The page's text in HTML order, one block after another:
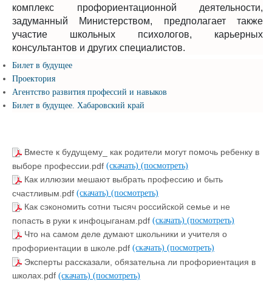
комплекс профориентационной деятельности,
задуманный Министерством, предполагает также
участие школьных психологов, карьерных
консультантов и других специалистов.
Билет в будущее
Проектория
Агентство развития профессий и навыков
Билет в будущее. Хабаровский край
Вместе к будущему_ как родители могут помочь ребенку в
выборе профессии.pdf (скачать) (посмотреть)
Как иллюзии мешают выбрать профессию и быть
счастливым.pdf (скачать) (посмотреть)
Как сэкономить сотни тысяч российской семье и не
попасть в руки к инфоцыганам.pdf (скачать) (посмотреть)
Что на самом деле думают школьники и учителя о
профориентации в школе.pdf (скачать) (посмотреть)
Эксперты рассказали, обязательна ли профориентация в
школах.pdf (скачать) (посмотреть)